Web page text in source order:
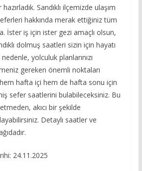
Sandıklı ilçemizde ulaşım
hakkında merak ettiğiniz tüm
İster iş için ister gezi amaçlı olsun,
dolmuş saatleri sizin için hayatı
yolculuk planlarınızı
gereken önemli noktaları
hem hafta içi hem de hafta sonu için
sefer saatlerini bulabileceksiniz. Bu
akıcı bir şekilde
Detaylı saatler ve
24.11.2025